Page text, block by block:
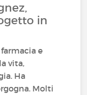
in
e
vita,
Ha
Molti